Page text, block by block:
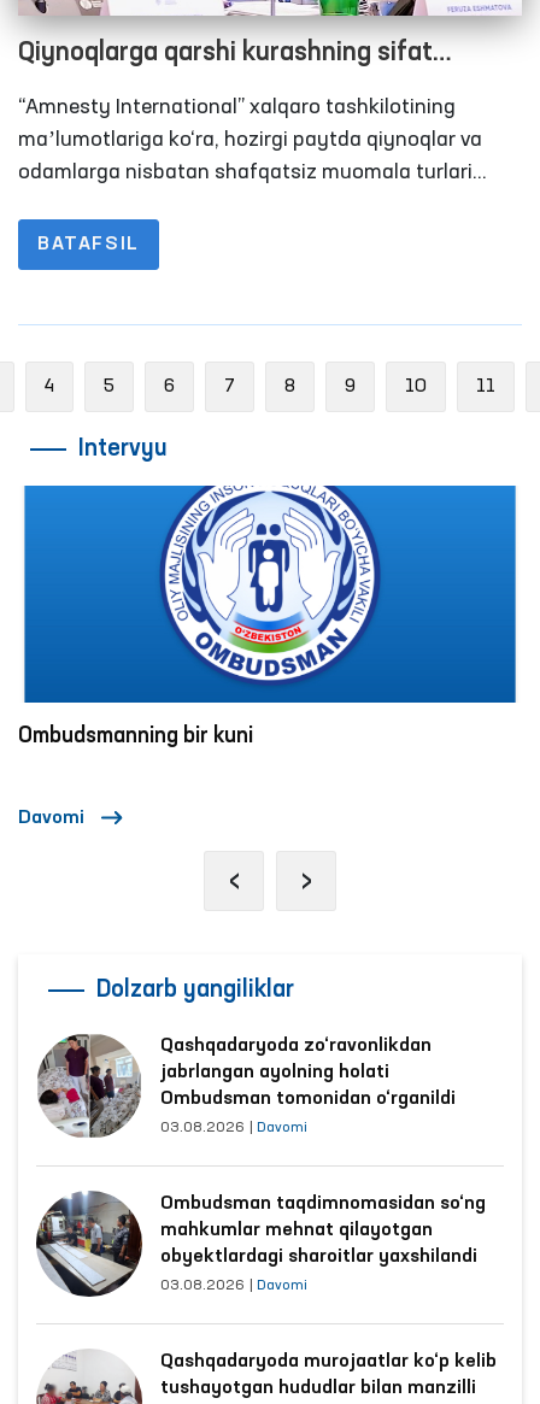
Qiynoqlarga qarshi kurashning sifat
jihatidan yangi bosqichini belgilagan hujjat
“Amnesty International” xalqaro tashkilotining
maʼlumotlariga ko‘ra, hozirgi paytda qiynoqlar va
odamlarga nisbatan shafqatsiz muomala turlari
kuzatilmoqda.
BATAFSIL
4 5 6 7 8 9 10 11
Intervyu
Ombudsmanning bir kuni
Davomi
‹ ›
Dolzarb yangiliklar
Qashqadaryoda zo‘ravonlikdan
jabrlangan ayolning holati
Ombudsman tomonidan o‘rganildi
03.08.2026 Davomi
Ombudsman taqdimnomasidan so‘ng
mahkumlar mehnat qilayotgan
obyektlardagi sharoitlar yaxshilandi
03.08.2026 Davomi
Qashqadaryoda murojaatlar ko‘p kelib
tushayotgan hududlar bilan manzilli